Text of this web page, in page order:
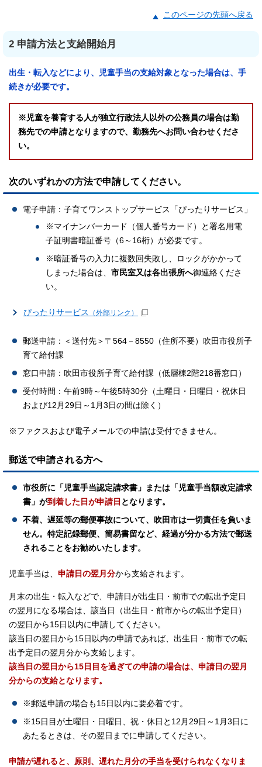
このページの先頭へ戻る
2 申請方法と支給開始月
出生・転入などにより、児童手当の支給対象となった場合は、手
続きが必要です。
※児童を養育する人が独立行政法人以外の公務員の場合は勤
務先での申請となりますので、勤務先へお問い合わせくださ
い。
次のいずれかの方法で申請してください。
電子申請：子育てワンストップサービス「ぴったりサービス」
※マイナンバーカード（個人番号カード）と署名用電
子証明書暗証番号（6～16桁）が必要です。
※暗証番号の入力に複数回失敗し、ロックがかかって
しまった場合は、 市民室又は各出張所へ御連絡くださ
い。
ぴったりサービス （外部リンク）
郵送申請：＜送付先＞〒564－8550（住所不要）吹田市役所子
育て給付課
窓口申請：吹田市役所子育て給付課（低層棟2階218番窓口）
受付時間：午前9時～午後5時30分（土曜日・日曜日・祝休日
および12月29日～1月3日の間は除く）
※ファクスおよび電子メールでの申請は受付できません。
郵送で申請される方へ
市役所に「児童手当認定請求書」または「児童手当額改定請求
書」が到着した日が申請日 となります。
不着、遅延等の郵便事故について、吹田市は一切責任を負いま
せん。特定記録郵便、簡易書留など、経過が分かる方法で郵送
されることをお勧めいたします。
児童手当は、 申請日の翌月分から支給されます。
月末の出生・転入などで、申請日が出生日・前市での転出予定日
の翌月になる場合は、該当日（出生日・前市からの転出予定日）
の翌日から15日以内に申請してください。
該当日の翌日から15日以内の申請であれば、出生日・前市での転
出予定日の翌月分から支給します。
該当日の翌日から15日目を過ぎての申請の場合は、申請日の翌月
分からの支給となります。
※郵送申請の場合も15日以内に要必着です。
※15日目が土曜日・日曜日、祝・休日と12月29日～1月3日に
あたるときは、その翌日までに申請してください。
申請が遅れると、原則、遅れた月分の手当を受けられなくなりま